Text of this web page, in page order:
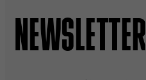
NEWSLETTER